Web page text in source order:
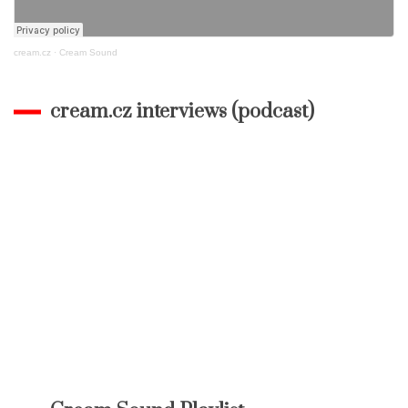
cream.cz · Cream Sound
cream.cz interviews (podcast)